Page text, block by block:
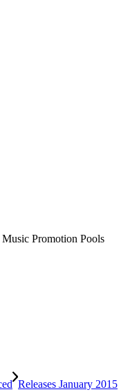
Promotion Pools
Releases January 2015